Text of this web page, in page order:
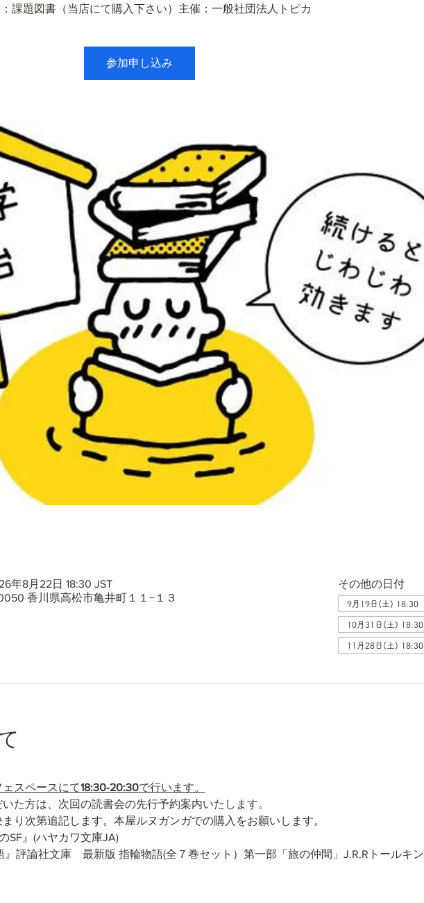
課題図書（当店にて購入下さい）主催：一般社団法人トピカ
参加申し込み
年8月22日 18:30 JST
香川県高松市亀井町１１−１３
その他の日付
9月19日(土) 18:30
10月31日(土) 18:30
11月28日(土) 18:30
スペースにて18:30-20:30で行います。
た方は、次回の読書会の先行予約案内いたします。
り次第追記します。本屋ルヌガンガでの購入をお願いします。
SF』(ハヤカワ文庫JA)
』評論社文庫　最新版 指輪物語(全７巻セット）第一部「旅の仲間」J.R.Rトールキン